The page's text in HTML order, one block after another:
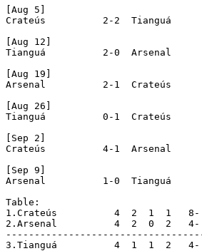
[Aug 5]
Crateús		 2-2  Tianguá
[Aug 12]
Tianguá		 2-0  Arsenal
[Aug 19]
Arsenal		 2-1  Crateús
[Aug 26]
Tianguá		 0-1  Crateús
[Sep 2]
Crateús		 4-1  Arsenal
[Sep 9]
Arsenal		 1-0  Tianguá
Table:
1.Crateús	   4  2  1  1   8- 5   7  Qualified
2.Arsenal	   4  2  0  2   4- 7   6  Qualified
3.Tianguá	   4  1  1  2   4- 4   4